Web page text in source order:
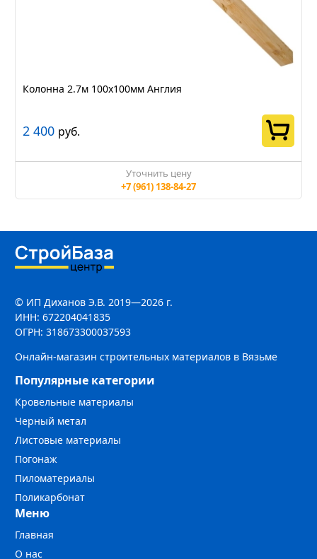
Колонна 2.7м 100х100мм Англия
2 400 руб.
Уточнить цену
+7 (961) 138-84-27
© ИП Диханов Э.В. 2019—2026 г.
ИНН: 672204041835
ОГРН: 318673300037593
Онлайн-магазин строительных материалов в Вязьме
Популярные категории
Кровельные материалы
Черный метал
Листовые материалы
Погонаж
Пиломатериалы
Поликарбонат
Меню
Главная
О нас